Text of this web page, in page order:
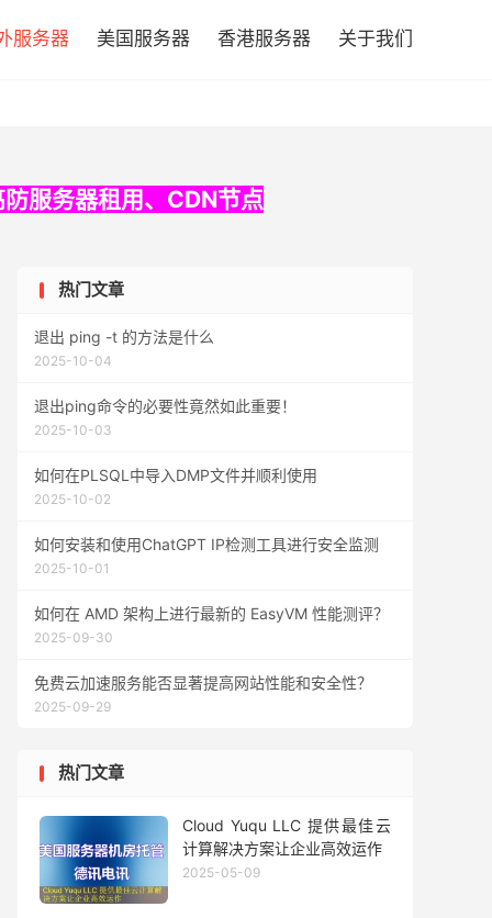
服务器 美国服务器 香港服务器 关于我们
防服务器租用、 CDN节点
热门文章
退出 ping -t 的方法是什么
2025-10-04
退出ping命令的必要性竟然如此重要！
2025-10-03
如何在PLSQL中导入DMP文件并顺利使用
2025-10-02
如何安装和使用ChatGPT IP检测工具进行安全监测
2025-10-01
如何在 AMD 架构上进行最新的 EasyVM 性能测评？
2025-09-30
免费云加速服务能否显著提高网站性能和安全性？
2025-09-29
热门文章
Cloud Yuqu LLC 提供最佳云
计算解决方案让企业高效运作
2025-05-09